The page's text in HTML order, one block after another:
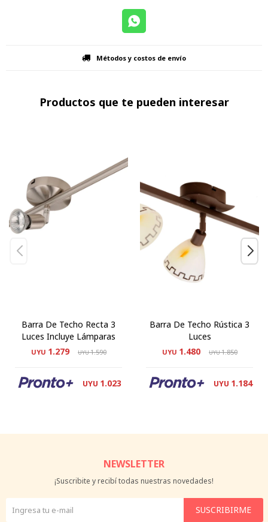
Métodos y costos de envío
Productos que te pueden interesar
Barra De Techo Recta 3
Luces Incluye Lámparas
UYU 1.279 UYU1.590
UYU 1.023
Barra De Techo Rústica 3
Luces
UYU 1.480 UYU1.850
UYU 1.184
NEWSLETTER
¡Suscribite y recibí todas nuestras novedades!
SUSCRIBIRME